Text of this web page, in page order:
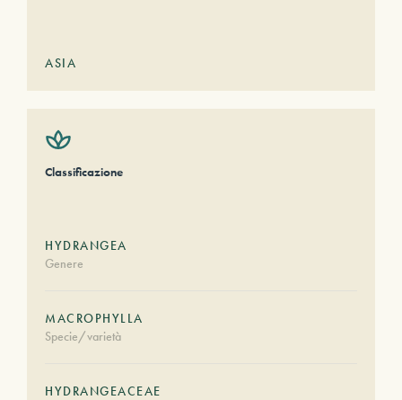
ASIA
Classificazione
HYDRANGEA
Genere
MACROPHYLLA
Specie/varietà
HYDRANGEACEAE